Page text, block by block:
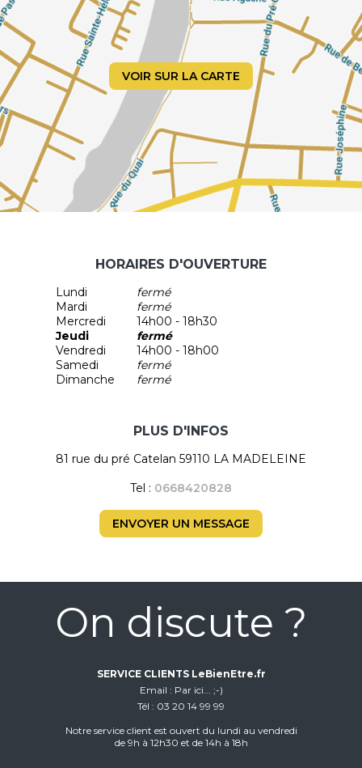
Prix accessibles: Des tarifs adaptés aux particuliers et aux
CSE
, avec des réductions attractives pour les bons cadeaux.
Approche holistique: Un mélange unique de
philosophie, spiritualité et sciencepour un
accompagnement sur mesure.
Offrez-vous ou offrez à vos proches un moment de
transformation.
Le premier pas vers votre mieux-être commence ici.
VOIR SUR LA CARTE
HORAIRES D'OUVERTURE
Lundi
fermé
Mardi
fermé
Mercredi
14h00 - 18h30
Jeudi
fermé
Vendredi
14h00 - 18h00
Samedi
fermé
Dimanche
fermé
PLUS D'INFOS
81 rue du pré Catelan 59110 LA MADELEINE
Tel : 0668420828
ENVOYER UN MESSAGE
On discute ?
SERVICE CLIENTS LeBienEtre.fr
Email
Par ici... ;-)
Tél
03 20 14 99 99
Notre service client est ouvert du lundi au vendredi
de 9h à 12h30 et de 14h à 18h